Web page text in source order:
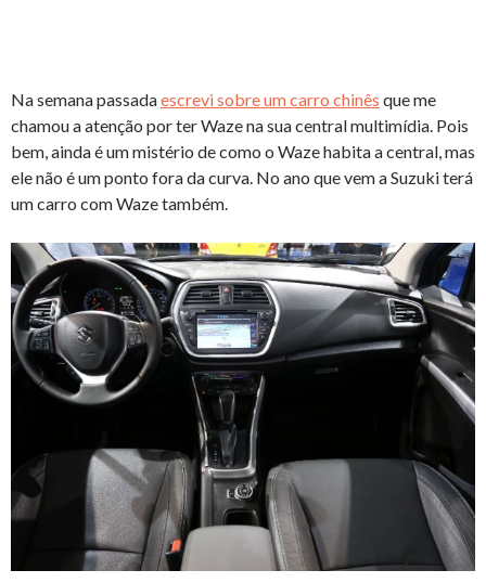
Na semana passadaescrevi sobre um carro chinês que me
chamou a atenção por ter Waze na sua central multimídia. Pois
bem, ainda é um mistério de como o Waze habita a central, mas
ele não é um ponto fora da curva. No ano que vem a Suzuki terá
um carro com Waze também.